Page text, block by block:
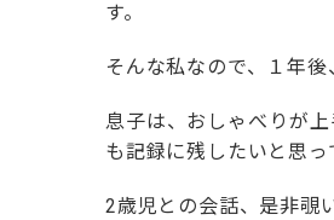
す。
そんな私なので、１年
息子は、おしゃべりが
も記録に残したいと思
2歳児との会話、是非覗